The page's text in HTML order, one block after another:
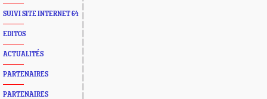
SUIVI SITE INTERNET 64
EDITOS
ACTUALITÉS
PARTENAIRES
PARTENAIRES